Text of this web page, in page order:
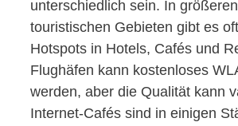
unterschiedlich sein. In
touristischen Gebieten gibt es
Hotspots in Hotels, Cafés und
Flughäfen kann kostenloses
werden, aber die Qualität kann
Internet-Cafés sind in einigen